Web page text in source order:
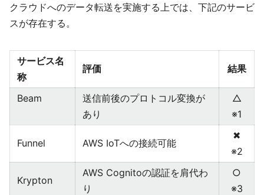
クラウドへのデータ転送を実施する上では、下記のサービ
スが存在する。
サービス名
称
評価 結果
Beam
送信前後のプロトコル変換が
あり
△
※1
Funnel AWS IoTへの接続可能
✖︎
※2
Krypton
AWS Cognitoの認証を肩代わ
り
○
※3